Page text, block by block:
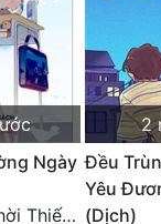
Ngày
Chương 2018 Thời Thiếu Niên
2
Đều
Yêu
(Dịch)